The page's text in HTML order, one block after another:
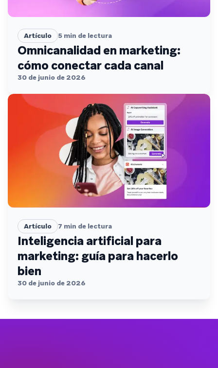
Artículo 5 min de lectura
Omnicanalidad en marketing:
cómo conectar cada canal
30 de junio de 2026
Artículo 7 min de lectura
Inteligencia artificial para
marketing: guía para hacerlo
bien
30 de junio de 2026